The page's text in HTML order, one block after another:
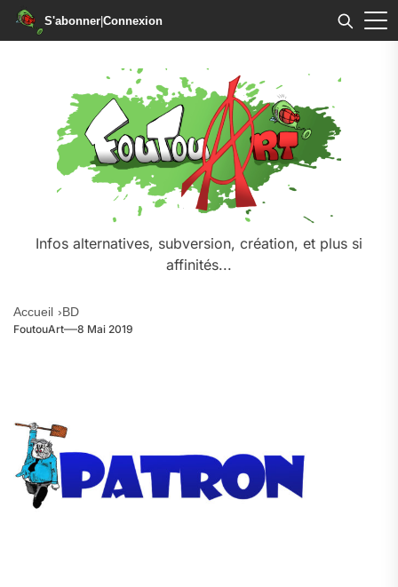
S'abonner|Connexion
Infos alternatives, subversion, création, et plus si
affinités...
Accueil BD
FoutouArt 8 Mai 2019